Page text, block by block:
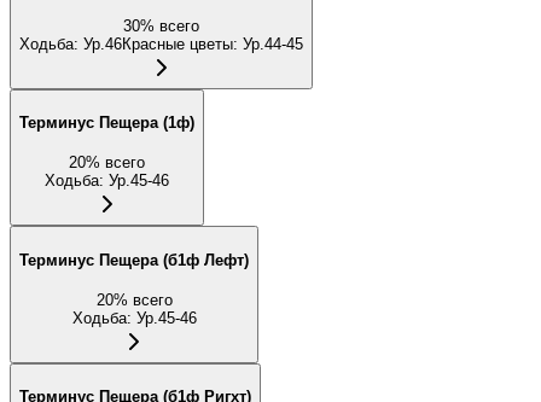
30% всего
Ходьба: Ур.46Красные цветы: Ур.44-45
Терминус Пещера (1ф)
20% всего
Ходьба: Ур.45-46
Терминус Пещера (б1ф Лефт)
20% всего
Ходьба: Ур.45-46
Терминус Пещера (б1ф Ригхт)